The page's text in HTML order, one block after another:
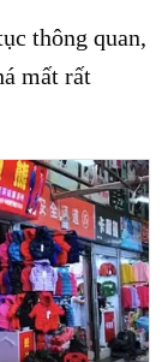
thông quan,
mất rất